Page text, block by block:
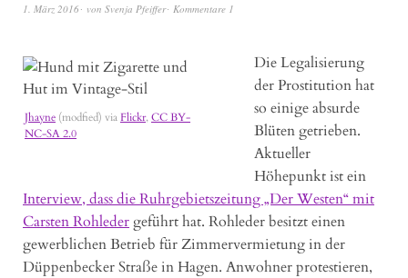
1. März 2016 von Svenja Pfeiffer Kommentare 1
Jhayne (modfied) viaFlickr,CC BY-
NC-SA 2.0
Die Legalisierung
der Prostitution hat
so einige absurde
Blüten getrieben.
Aktueller
Höhepunkt ist ein
Interview, dass die Ruhrgebietszeitung „Der Westen“ mit
Carsten Rohledergeführt hat. Rohleder besitzt einen
gewerblichen Betrieb für Zimmervermietung in der
Düppenbecker Straße in Hagen. Anwohner protestieren,